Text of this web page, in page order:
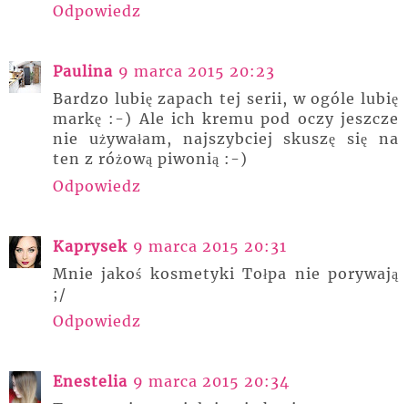
Odpowiedz
Paulina 9 marca 2015 20:23
Bardzo lubię zapach tej serii, w ogóle lubię
markę :-) Ale ich kremu pod oczy jeszcze
nie używałam, najszybciej skuszę się na
ten z różową piwonią :-)
Odpowiedz
Kaprysek 9 marca 2015 20:31
Mnie jakoś kosmetyki Tołpa nie porywają
;/
Odpowiedz
Enestelia 9 marca 2015 20:34